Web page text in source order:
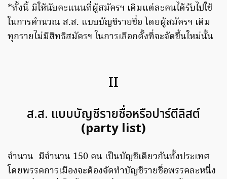
*ทั้งนี้ มิให้นับคะแนนที่ผู้สมัครฯ เดิมแต่ละคนได้รับไปใช้
ในการคำนวณ ส.ส. แบบบัญชีรายชื่อ โดยผู้สมัครฯ เดิม
ทุกรายไม่มีสิทธิสมัครฯ ในการเลือกตั้งที่จะจัดขึ้นใหม่นั้น
II
ส.ส. แบบบัญชีรายชื่อหรือปาร์ตีลิสต์
(party list)
จำนวน มีจำนวน 150 คน เป็นบัญชีเดียวกันทั้งประเทศ
โดยพรรคการเมืองจะต้องจัดทำบัญชีรายชื่อพรรคละหนึ่ง